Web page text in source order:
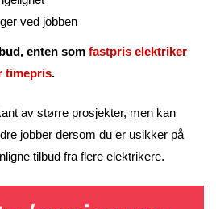
ved jobben
enten som fastpris elektriker
timepris.
av større prosjekter, men kan
jobber dersom du er usikker på
tilbud fra flere elektrikere.